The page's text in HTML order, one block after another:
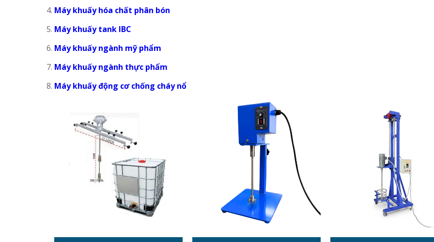
Máy khuấy hóa chất phân bón
Máy khuấy tank IBC
Máy khuấy ngành mỹ phẩm
Máy khuấy ngành thực phẩm
Máy khuấy động cơ chống cháy nổ